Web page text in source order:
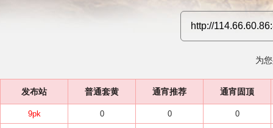
为
发布站 普通套黄 通宵推荐 通宵固顶
9pk 0 0 0